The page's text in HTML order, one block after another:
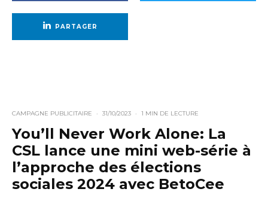
PARTAGER
CAMPAGNE PUBLICITAIRE · 31/10/2023 · 1 MIN DE LECTURE
You’ll Never Work Alone: La
CSL lance une mini web-série à
l’approche des élections
sociales 2024 avec BetoCee